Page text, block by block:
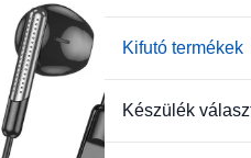
Kifutó termékek
Készülék